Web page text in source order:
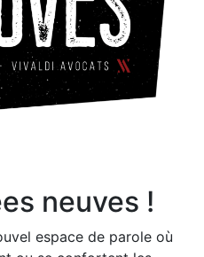
neuves !
espace de parole où